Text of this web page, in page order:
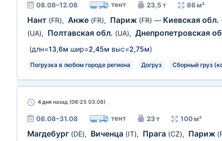
08.08–12.08 тент 23,5 т 86 м³
Нант (FR), Анже (FR), Париж (FR) — Киевская обл.
(UA), Полтавская обл. (UA), Днепропетровская
(длн=13,6м шир=2,45м выс=2,75м)
Погрузка в любом городе региона Догруз Сборный груз
4 дня назад (06:25 03.08)
08.08–31.08 тент 23 т 100 м³
Магдебург (DE), Виченца (IT), Прага (CZ), Париж